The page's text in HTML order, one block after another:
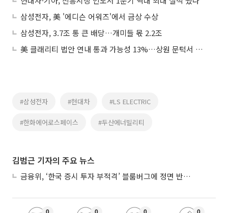
삼성전자, 美 '에디슨 어워즈'에서 금상 수상
삼성전자, 3.7조 통 큰 배당…개미들 몫 2.2조
美 클래리티 법안 연내 통과 가능성 13%…상원 문턱서 제동
#삼성전자 #현대차 #LS ELECTRIC
#한화에어로스페이스 #두산에너빌리티
김범근 기자의 주요 뉴스
금융위, ‘한국 증시 투자 부적격’ 블룸버그에 정면 반박…“근거 불분명”